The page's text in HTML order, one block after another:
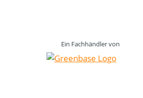
Ein Fachhändler von